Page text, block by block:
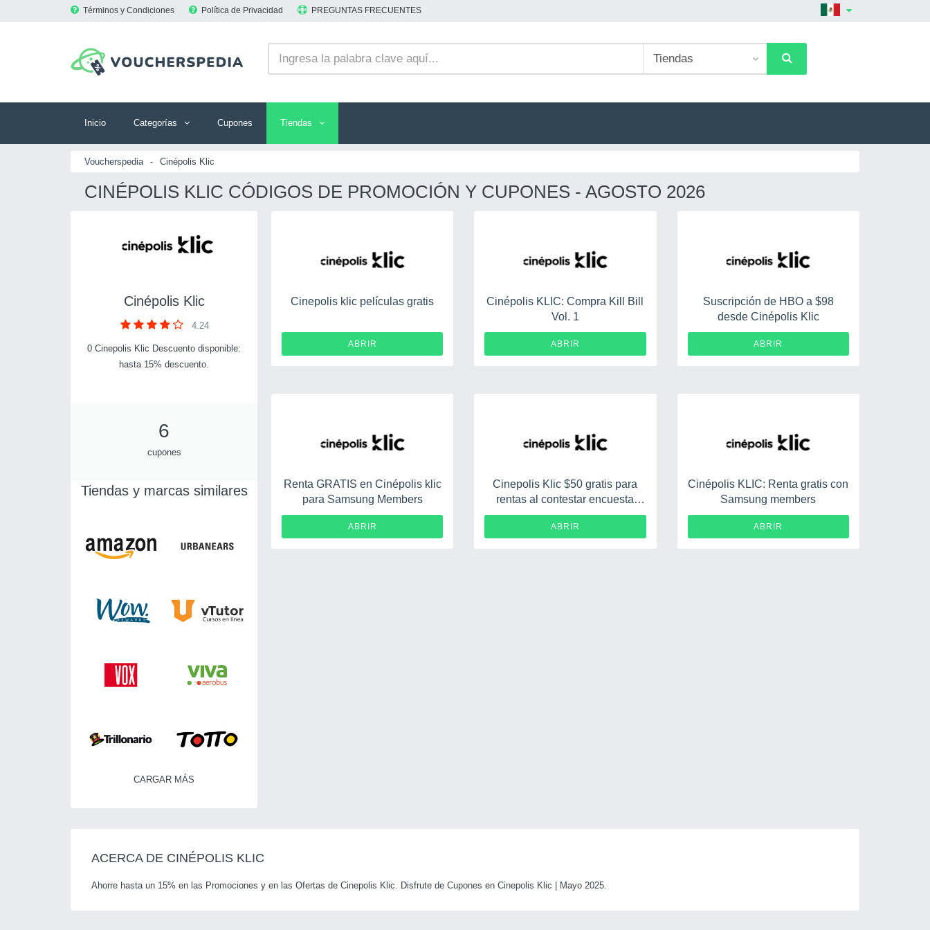
Términos y Condiciones Política de Privacidad PREGUNTAS FRECUENTES
Inicio Categorías Cupones Tiendas
Voucherspedia - Cinépolis Klic
CINÉPOLIS KLIC CÓDIGOS DE PROMOCIÓN Y CUPONES - AGOSTO 2026
Cinépolis Klic
4.24
0 Cinepolis Klic Descuento disponible:
hasta 15% descuento.
6
cupones
Tiendas y marcas similares
CARGAR MÁS
Cinepolis klic películas gratis
ABRIR
Cinépolis KLIC: Compra Kill Bill
Vol. 1
ABRIR
Suscripción de HBO a $98
desde Cinépolis Klic
ABRIR
Renta GRATIS en Cinépolis klic
para Samsung Members
ABRIR
Cinepolis Klic $50 gratis para
rentas al contestar encuesta
Fuerza Líquida
ABRIR
Cinépolis KLIC: Renta gratis con
Samsung members
ABRIR
ACERCA DE CINÉPOLIS KLIC
Ahorre hasta un 15% en las Promociones y en las Ofertas de Cinepolis Klic. Disfrute de Cupones en Cinepolis Klic | Mayo 2025.